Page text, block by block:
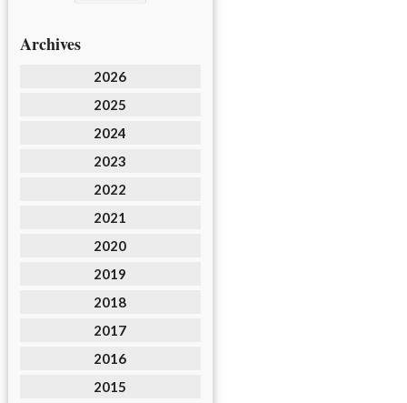
Archives
2026
2025
2024
2023
2022
2021
2020
2019
2018
2017
2016
2015